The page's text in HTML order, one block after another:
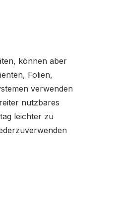
können aber
Folien,
verwenden
nutzbares
leichter zu